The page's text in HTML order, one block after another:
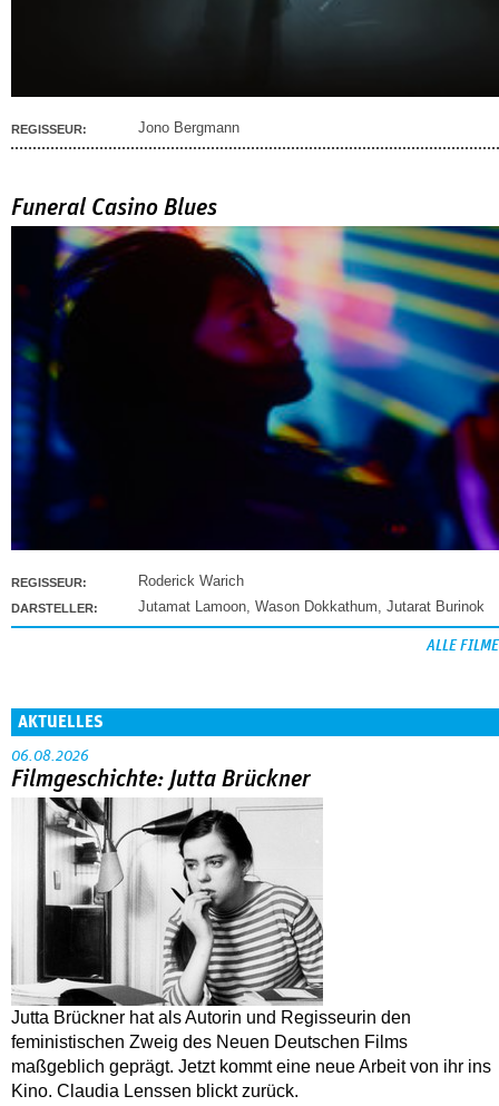
REGISSEUR: Jono Bergmann
Funeral Casino Blues
REGISSEUR: Roderick Warich
DARSTELLER: Jutamat Lamoon, Wason Dokkathum, Jutarat Burinok
ALLE FILME
AKTUELLES
06.08.2026
Filmgeschichte: Jutta Brückner
Jutta Brückner hat als Autorin und Regisseurin den
feministischen Zweig des Neuen Deutschen Films
maßgeblich geprägt. Jetzt kommt eine neue Arbeit von ihr ins
Kino. Claudia Lenssen blickt zurück.